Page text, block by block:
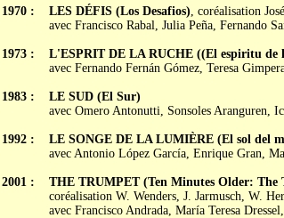
1970 :
1973 :
1983 :
1992 :
2001 :
LES DÉFIS (Los Desafios), coréalisation
avec Francisco Rabal, Julia Peña, Fernando
L'ESPRIT DE LA RUCHE ((El espiritu de
avec Fernando Fernán Gómez, Teresa
LE SUD (El Sur)
avec Omero Antonutti, Sonsoles Aranguren,
LE SONGE DE LA LUMIÈRE (El sol del
avec Antonio López García, Enrique Gran,
THE TRUMPET (Ten Minutes Older: The
coréalisation W. Wenders, J. Jarmusch, W.
avec Francisco Andrada, María Teresa